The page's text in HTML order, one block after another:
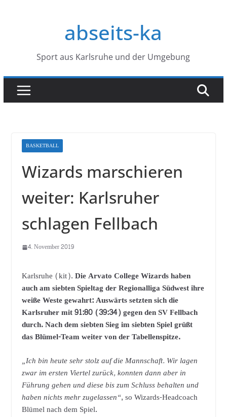
abseits-ka
Sport aus Karlsruhe und der Umgebung
BASKETBALL
Wizards marschieren
weiter: Karlsruher
schlagen Fellbach
4. November 2019
Karlsruhe (kit).Die Arvato College Wizards haben
auch am siebten Spieltag der Regionalliga Südwest ihre
weiße Weste gewahrt: Auswärts setzten sich die
Karlsruher mit 91:80 (39:34) gegen den SV Fellbach
durch. Nach dem siebten Sieg im siebten Spiel grüßt
das Blümel-Team weiter von der Tabellenspitze.
„Ich bin heute sehr stolz auf die Mannschaft. Wir lagen
zwar im ersten Viertel zurück, konnten dann aber in
Führung gehen und diese bis zum Schluss behalten und
haben nichts mehr zugelassen“, so Wizards-Headcoach
Blümel nach dem Spiel.